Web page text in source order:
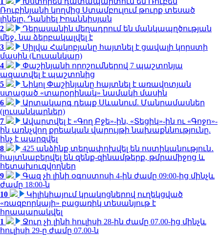
Ռուբինյանի կողմից Ստամբուլում թուրք տեսած
լինելը. Դանիել Իոաննիսյան
2
Դերասանին մեղադրում են մանկապղծության
մեջ․ նա ձերբակալվել է
3
Սիլվա Հակոբյանը հայտնել է ցավալի կորստի
մասին (Լուսանկար)
4
Փաշինյանի որոշումներով 7 պաշտոնյա
ազատվել է պաշտոնից
5
Նիկոլ Փաշինյանը հայտնել է առավոտյան
ստացած «տարօրինակ» նամակի մասին
6
Արտակարգ դեպք Սևանում. Մանրամասներ
(լուսանկարներ)
7
Ավարտվել է «Գող Բջե»-ին, «Տեցիկ»-ին ու «Գոջո»-
ին առնչվող քրեական վարույթի նախաքննությունը.
ինչ է պարզվել
8
425 անձինք տեղափոխվել են ոստիկանություն․
հայտնաբերվել են զենք-զինամթերք, թմրամիջոց և
հետախուզվողներ
9
Գազ չի լինի օգոստոսի 4-ին ժամը 09:00-ից մինչև
ժամը 18:00-ն
10
Կիլիկիայում կրակոցներով ուղեկցված
«ռազբորկայի» բացառիկ տեսանյութ է
հրապարակվել
1
Ջուր չի լինի հուլիսի 28-ին ժամը 07.00-ից մինչև
հուլիսի 29-ը ժամը 07.00-ն